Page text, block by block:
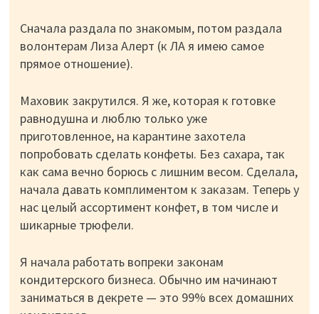
Сначала раздала по знакомым, потом раздала
волонтерам Лиза Алерт (к ЛА я имею самое
прямое отношение).
Маховик закрутился. Я же, которая к готовке
равнодушна и люблю только уже
приготовленное, на карантине захотела
попробовать сделать конфеты. Без сахара, так
как сама вечно борюсь с лишним весом. Сделала,
начала давать комплиментом к заказам. Теперь у
нас целый ассортимент конфет, в том числе и
шикарные трюфели.
Я начала работать вопреки законам
кондитерского бизнеса. Обычно им начинают
заниматься в декрете — это 99% всех домашних